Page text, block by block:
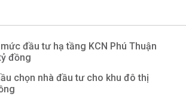
đầu tư hạ tầng KCN Phú Thuận
đồng
chọn nhà đầu tư cho khu đô thị